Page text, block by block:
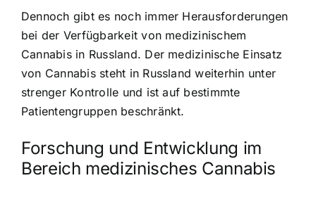
Dennoch gibt es noch immer Herausforderungen
bei der Verfügbarkeit von medizinischem
Cannabis in Russland. Der medizinische Einsatz
von Cannabis steht in Russland weiterhin unter
strenger Kontrolle und ist auf bestimmte
Patientengruppen beschränkt.
Forschung und Entwicklung im
Bereich medizinisches Cannabis